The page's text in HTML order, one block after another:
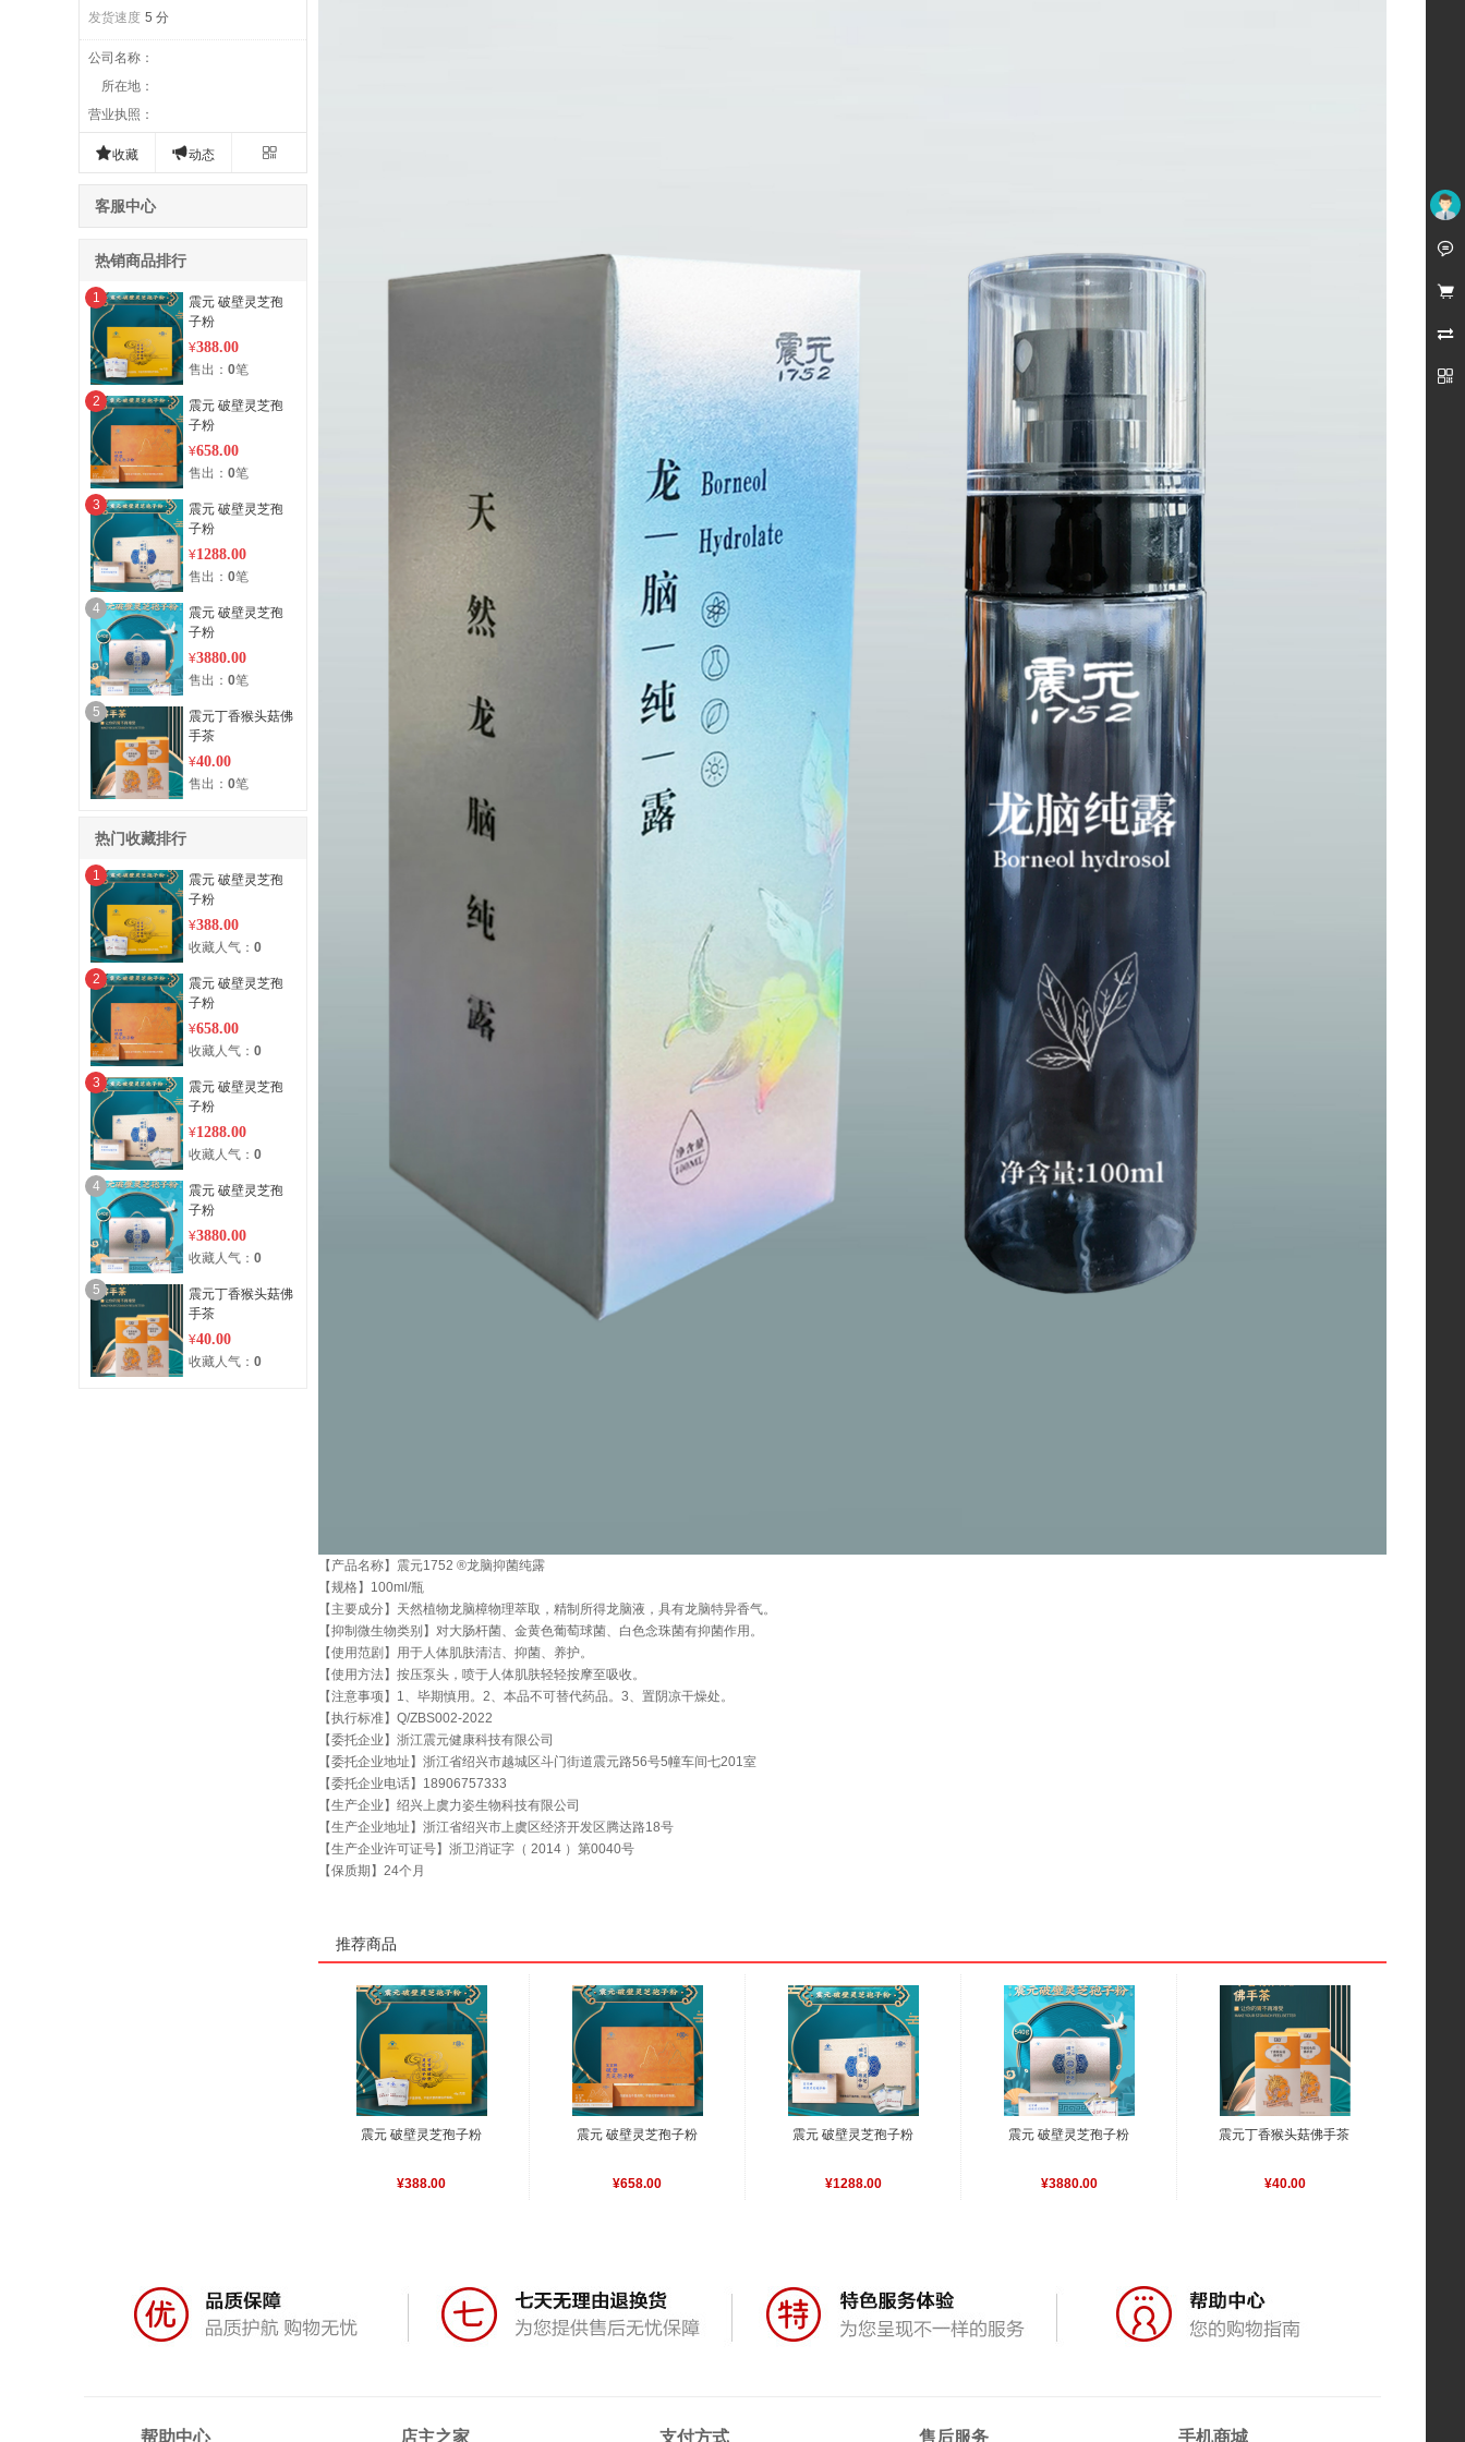
未登录




【产品名称】震元1752 ®龙脑抑菌纯露
【规格】100ml/瓶
【主要成分】天然植物龙脑樟物理萃取，精制所得龙脑液，具有龙脑特异香气。
【抑制微生物类别】对大肠杆菌、金黄色葡萄球菌、白色念珠菌有抑菌作用。
【使用范剧】用于人体肌肤清洁、抑菌、养护。
【使用方法】按压泵头，喷于人体肌肤轻轻按摩至吸收。
【注意事项】1、毕期慎用。2、本品不可替代药品。3、置阴凉干燥处。
【执行标准】Q/ZBS002-2022
【委托企业】浙江震元健康科技有限公司
【委托企业地址】浙江省绍兴市越城区斗门街道震元路56号5幢车间七201室
【委托企业电话】18906757333
【生产企业】绍兴上虞力姿生物科技有限公司
【生产企业地址】浙江省绍兴市上虞区经济开发区腾达路18号
【生产企业许可证号】浙卫消证字（ 2014 ）第0040号
【保质期】24个月
推荐商品
震元 破壁灵芝孢子粉
¥388.00
震元 破壁灵芝孢子粉
¥658.00
震元 破壁灵芝孢子粉
¥1288.00
震元 破壁灵芝孢子粉
¥3880.00
震元丁香猴头菇佛手茶
¥40.00
发货速度 5 分
公司名称 ：
所在地 ：
营业执照 ：
收藏 动态 
客服中心
热销商品排行
1
震元 破壁灵芝孢
子粉
¥388.00
售出： 0笔
2
震元 破壁灵芝孢
子粉
¥658.00
售出： 0笔
3
震元 破壁灵芝孢
子粉
¥1288.00
售出： 0笔
4
震元 破壁灵芝孢
子粉
¥3880.00
售出： 0笔
5
震元丁香猴头菇佛
手茶
¥40.00
售出： 0笔
热门收藏排行
1
震元 破壁灵芝孢
子粉
¥388.00
收藏人气： 0
2
震元 破壁灵芝孢
子粉
¥658.00
收藏人气： 0
3
震元 破壁灵芝孢
子粉
¥1288.00
收藏人气： 0
4
震元 破壁灵芝孢
子粉
¥3880.00
收藏人气： 0
5
震元丁香猴头菇佛
手茶
¥40.00
收藏人气： 0
帮助中心 店主之家 支付方式 售后服务 手机商城